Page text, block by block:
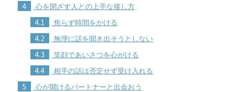
4 心を閉ざす人との上手な接し方
4.1 焦らず時間をかける
4.2 無理に話を聞き出そうとしない
4.3 笑顔であいさつを心がける
4.4 相手の話は否定せず受け入れる
5 心が開けるパートナーと出会おう